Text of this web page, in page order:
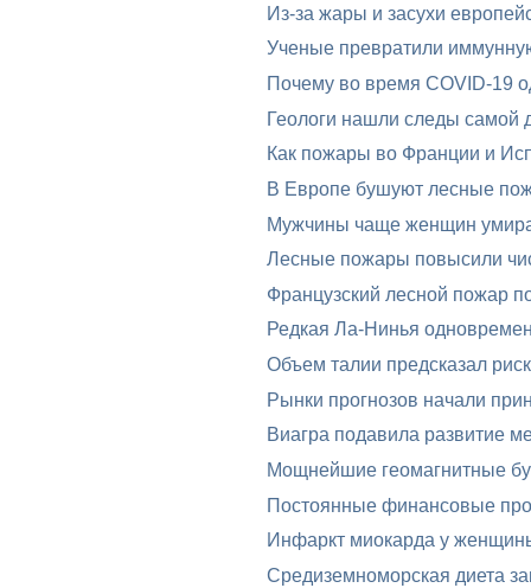
Из-за жары и засухи
Ученые превратили
Почему во время COVID-19
Геологи нашли следы самой
Как пожары во Франции и
В Европе бушуют лесные
Мужчины чаще женщин
Лесные пожары повысили
Французский лесной пожар
Редкая Ла-Нинья
Объем талии предсказал
Рынки прогнозов начали
Виагра подавила развитие
Мощнейшие геомагнитные
Постоянные финансовые
Инфаркт миокарда у
Средиземноморская диета